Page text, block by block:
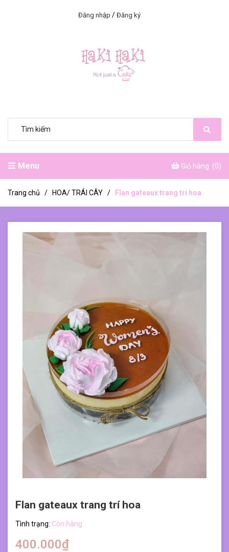
Đăng nhập / Đăng ký
Menu Giỏ hàng: (0)
Trang chủ / HOA/ TRÁI CÂY / Flan gateaux trang trí hoa
Flan gateaux trang trí hoa
Tình trạng: Còn hàng
400.000₫